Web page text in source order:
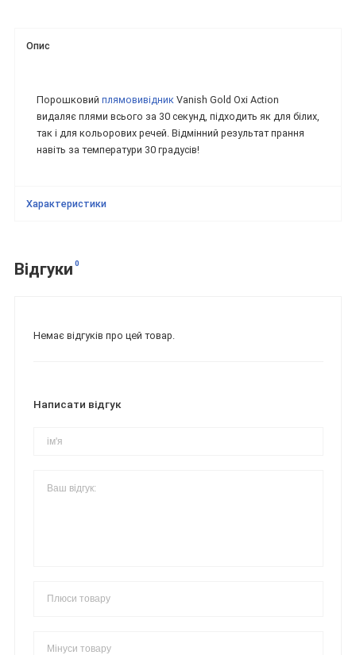
Опис
Порошковий плямовивідник Vanish Gold Oxi Action
видаляє плями всього за 30 секунд, підходить як для білих,
так і для кольорових речей. Відмінний результат прання
навіть за температури 30 градусів!
Характеристики
Відгуки 0
Немає відгуків про цей товар.
Написати відгук